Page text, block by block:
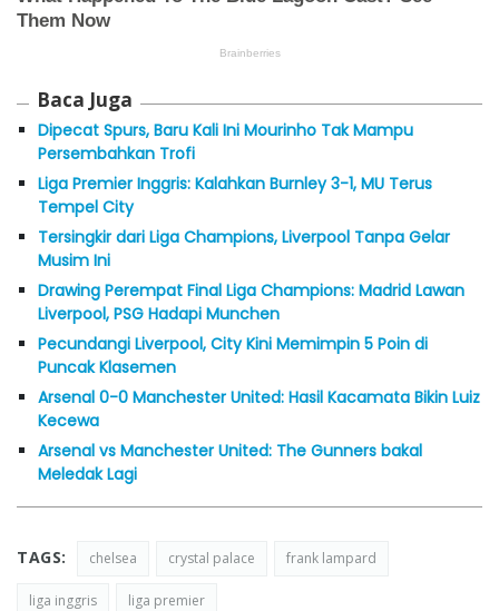
Baca Juga
Dipecat Spurs, Baru Kali Ini Mourinho Tak Mampu
Persembahkan Trofi
Liga Premier Inggris: Kalahkan Burnley 3-1, MU Terus
Tempel City
Tersingkir dari Liga Champions, Liverpool Tanpa Gelar
Musim Ini
Drawing Perempat Final Liga Champions: Madrid Lawan
Liverpool, PSG Hadapi Munchen
Pecundangi Liverpool, City Kini Memimpin 5 Poin di
Puncak Klasemen
Arsenal 0-0 Manchester United: Hasil Kacamata Bikin Luiz
Kecewa
Arsenal vs Manchester United: The Gunners bakal
Meledak Lagi
TAGS: chelsea crystal palace frank lampard
liga inggris liga premier